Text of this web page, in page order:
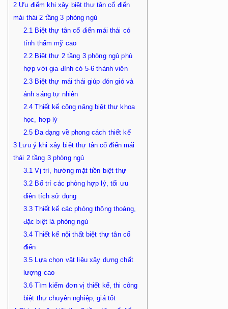
2 Ưu điểm khi xây biệt thự tân cổ điển
mái thái 2 tầng 3 phòng ngủ
2.1 Biệt thự tân cổ điển mái thái có
tính thẩm mỹ cao
2.2 Biệt thự 2 tầng 3 phòng ngủ phù
hợp với gia đình có 5-6 thành viên
2.3 Biệt thự mái thái giúp đón gió và
ánh sáng tự nhiên
2.4 Thiết kế công năng biệt thự khoa
học, hợp lý
2.5 Đa dạng về phong cách thiết kế
3 Lưu ý khi xây biệt thự tân cổ điển mái
thái 2 tầng 3 phòng ngủ
3.1 Vị trí, hướng mặt tiền biệt thự
3.2 Bố trí các phòng hợp lý, tối ưu
diện tích sử dụng
3.3 Thiết kế các phòng thông thoáng,
đặc biệt là phòng ngủ
3.4 Thiết kế nội thất biệt thự tân cổ
điển
3.5 Lựa chọn vật liệu xây dựng chất
lượng cao
3.6 Tìm kiếm đơn vị thiết kế, thi công
biệt thự chuyên nghiệp, giá tốt